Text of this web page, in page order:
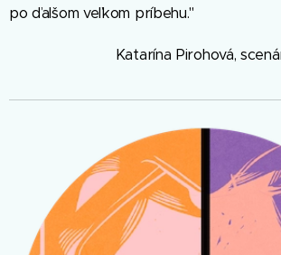
po ďalšom veľkom príbehu."
Katarína Pirohová,